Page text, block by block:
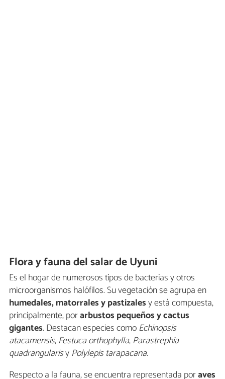
Flora y fauna del salar de Uyuni
Es el hogar de numerosos tipos de bacterias y otros
microorganismos halófilos. Su vegetación se agrupa en
humedales, matorrales y pastizalesy está compuesta,
principalmente, porarbustos pequeños y cactus
gigantes. Destacan especies comoEchinopsis
atacamensis,Festuca orthophylla,Parastrephia
quadrangularisyPolylepis tarapacana.
Respecto a la fauna, se encuentra representada poraves